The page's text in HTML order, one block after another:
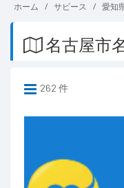
ホーム サビース 愛知
名古屋市
262 件